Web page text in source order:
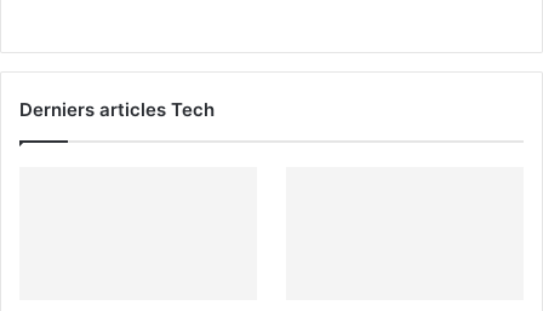
Derniers articles Tech